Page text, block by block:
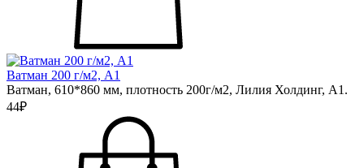
Ватман 200 г/м2, А1
Ватман, 610*860 мм, плотность 200г/м2, Лилия Холдинг, А1.
44₽